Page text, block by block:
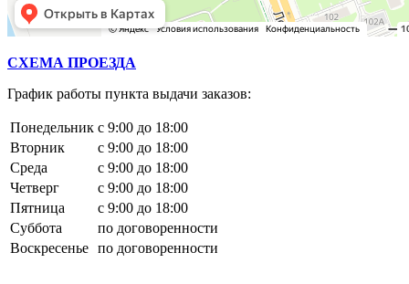
СХЕМА ПРОЕЗДА
График работы пункта выдачи заказов:
Понедельник с 9:00 до 18:00
Вторник
с 9:00 до 18:00
Среда
с 9:00 до 18:00
Четверг
с 9:00 до 18:00
Пятница
с 9:00 до 18:00
Суббота
по договоренности
Воскресенье по договоренности